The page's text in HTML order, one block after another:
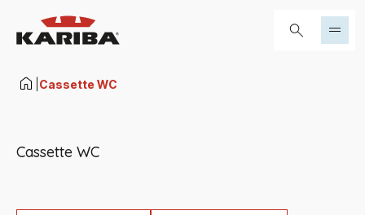
Cassette WC
Cassette WC